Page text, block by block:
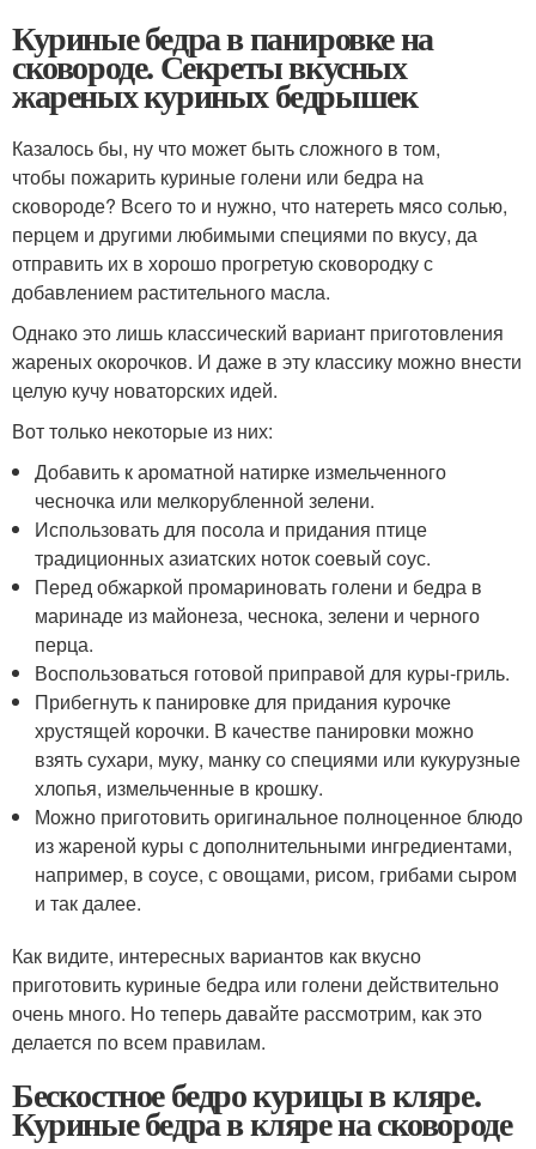
Куриные бедра в панировке на
сковороде. Секреты вкусных
жареных куриных бедрышек
Казалось бы, ну что может быть сложного в том,
чтобы пожарить куриные голени или бедра на
сковороде? Всего то и нужно, что натереть мясо солью,
перцем и другими любимыми специями по вкусу, да
отправить их в хорошо прогретую сковородку с
добавлением растительного масла.
Однако это лишь классический вариант приготовления
жареных окорочков. И даже в эту классику можно внести
целую кучу новаторских идей.
Вот только некоторые из них:
Добавить к ароматной натирке измельченного
чесночка или мелкорубленной зелени.
Использовать для посола и придания птице
традиционных азиатских ноток соевый соус.
Перед обжаркой промариновать голени и бедра в
маринаде из майонеза, чеснока, зелени и черного
перца.
Воспользоваться готовой приправой для куры-гриль.
Прибегнуть к панировке для придания курочке
хрустящей корочки. В качестве панировки можно
взять сухари, муку, манку со специями или кукурузные
хлопья, измельченные в крошку.
Можно приготовить оригинальное полноценное блюдо
из жареной куры с дополнительными ингредиентами,
например, в соусе, с овощами, рисом, грибами сыром
и так далее.
Как видите, интересных вариантов как вкусно
приготовить куриные бедра или голени действительно
очень много. Но теперь давайте рассмотрим, как это
делается по всем правилам.
Бескостное бедро курицы в кляре.
Куриные бедра в кляре на сковороде